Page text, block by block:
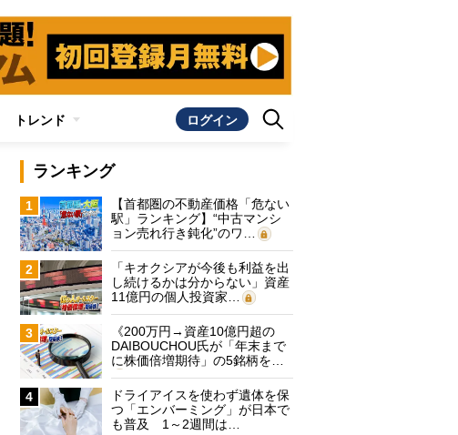
トレンド ログイン
ランキング
1
【首都圏の不動産価格「危ない
駅」ランキング】“中古マンシ
ョン売れ行き鈍化”のワ…
2
「キオクシアが今後も利益を出
し続けるかは分からない」資産
11億円の個人投資家…
3
《200万円→資産10億円超の
DAIBOUCHOU氏が「年末まで
に株価倍増期待」の5銘柄を…
4
ドライアイスを使わず遺体を保
つ「エンバーミング」が日本で
も普及 1～2週間は…